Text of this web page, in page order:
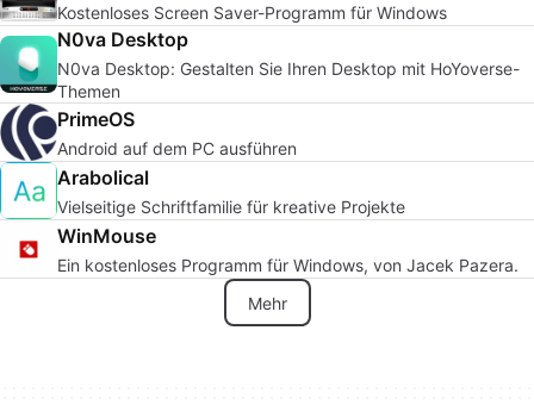
Kostenloses Screen Saver-Programm für Windows
N0va Desktop
N0va Desktop: Gestalten Sie Ihren Desktop mit HoYoverse-
Themen
PrimeOS
Android auf dem PC ausführen
Arabolical
Vielseitige Schriftfamilie für kreative Projekte
WinMouse
Ein kostenloses Programm für Windows, von Jacek Pazera.
Mehr